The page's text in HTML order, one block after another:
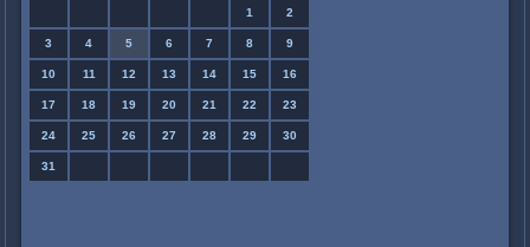
1 2
3 4 5 6 7 8 9
10 11 12 13 14 15 16
17 18 19 20 21 22 23
24 25 26 27 28 29 30
31